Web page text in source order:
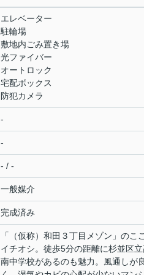
エレベーター
駐輪場
敷地内ごみ置き場
光ファイバー
オートロック
宅配ボックス
防犯カメラ
-
-
- / -
一般媒介
完成済み
「（仮称）和田３丁目メゾン」のこ
イチオシ。徒歩5分の距離に杉並区立
南中学校があるのも魅力。風通しが